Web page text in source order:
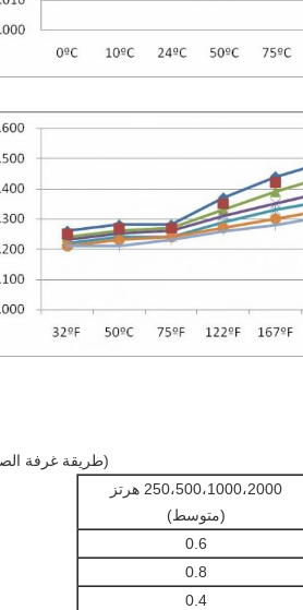
(طريقة غرفة
250،500،1000،2000 هرتز
(متوسط)
0.6
0.8
0.4